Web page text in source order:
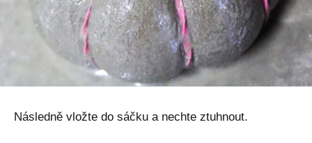
Následně vložte do sáčku a nechte ztuhnout.